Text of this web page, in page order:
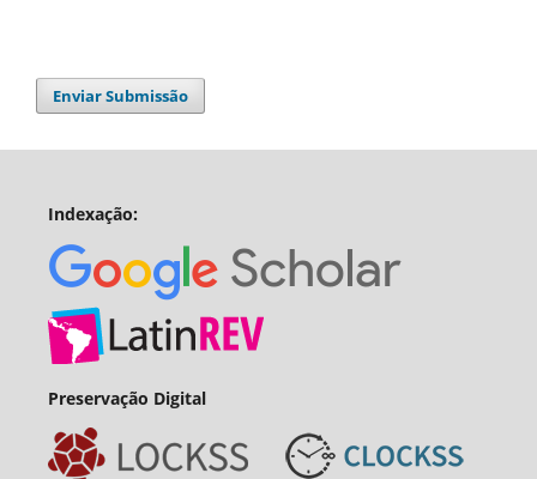
Enviar Submissão
Indexação:
Preservação Digital